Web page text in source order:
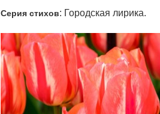
Серия стихов: Городская лирика.